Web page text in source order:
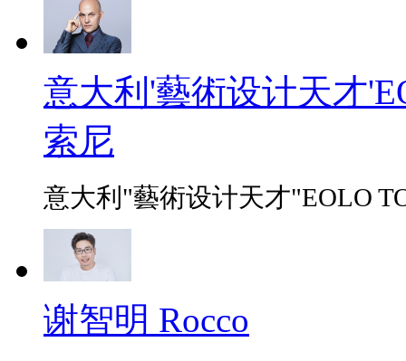
意大利'藝術设计天才
索尼
意大利"藝術设计天才"EOLO
谢智明 Rocco